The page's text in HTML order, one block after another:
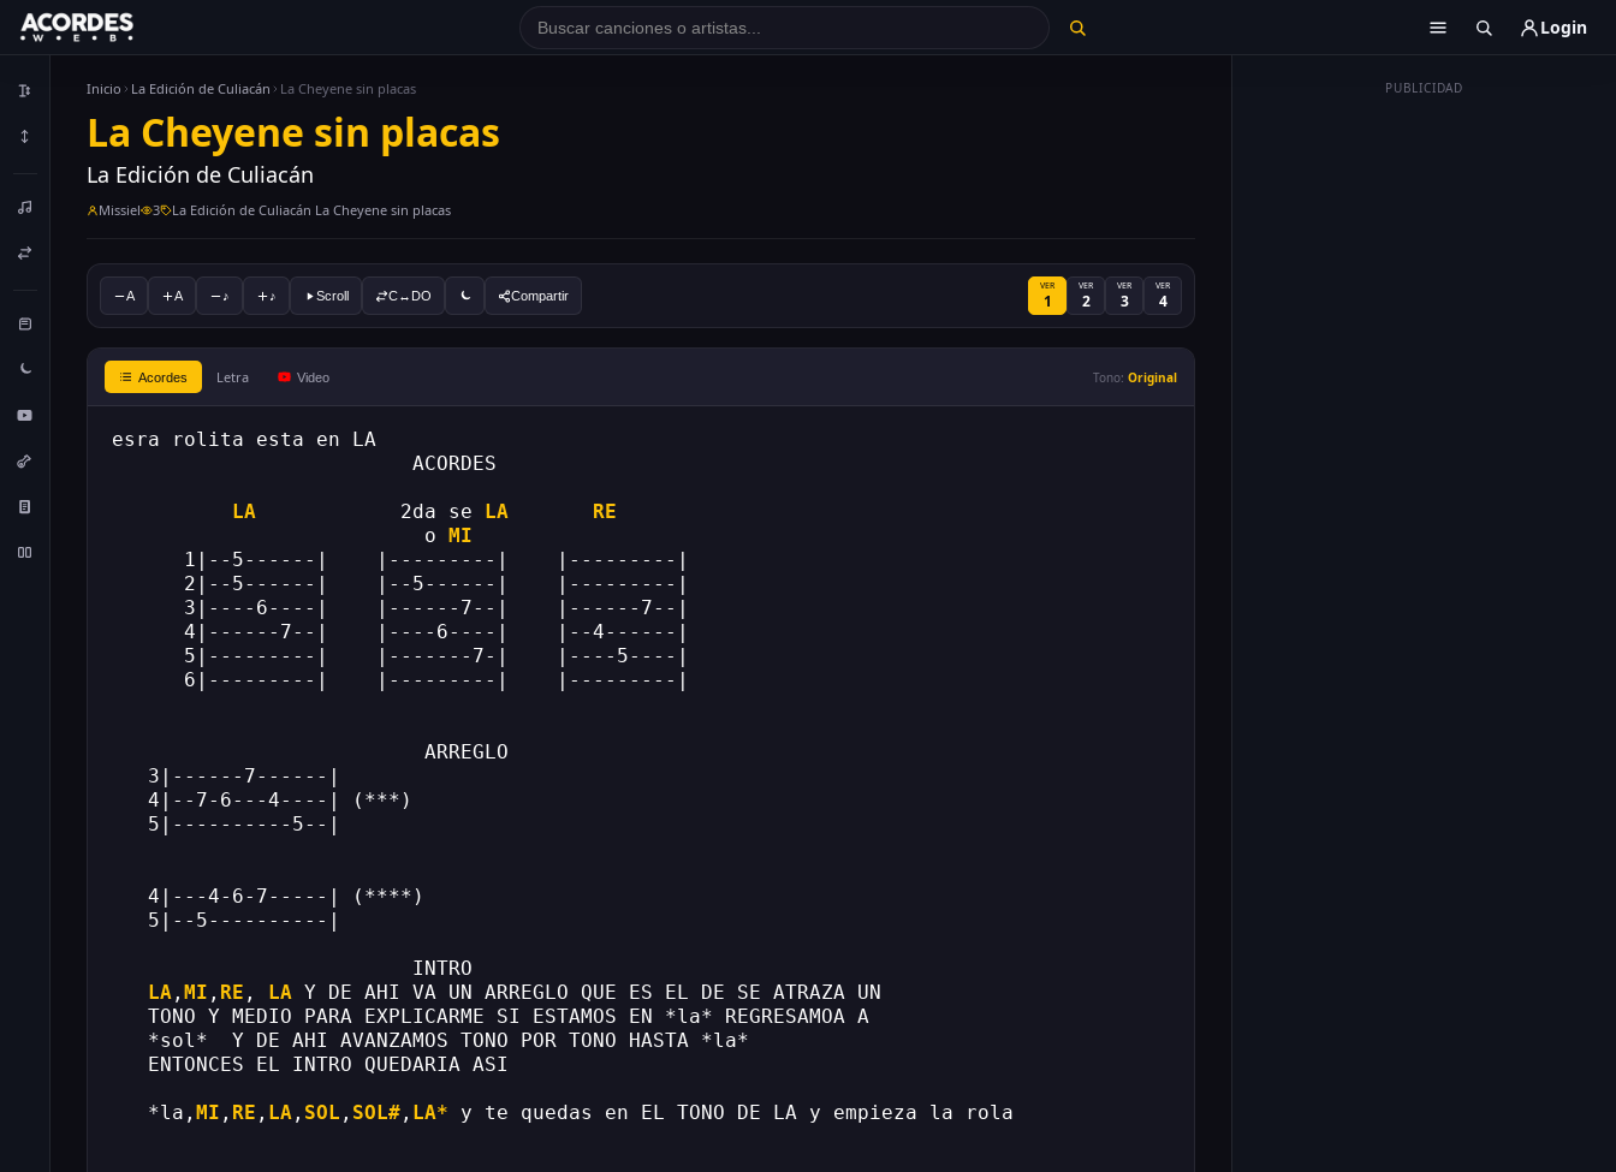
Login
PUBLICIDAD
Inicio La Edición de Culiacán La Cheyene sin placas
La Cheyene sin placas
La Edición de Culiacán
Missiel 3 La Edición de Culiacán La Cheyene sin placas
A A ♪ ♪ Scroll C↔DO Compartir
VER
1
VER
2
VER
3
VER
4
Acordes Letra Video Tono: Original
esra rolita esta en LA
ACORDES
LA 2da se LA
RE
o MI
1|--5------|    |---------|    |---------|
2|--5------|    |--5------|    |---------|
3|----6----|    |------7--|    |------7--|
4|------7--|    |----6----|    |--4------|
5|---------|    |-------7-|    |----5----|
6|---------|    |---------|    |---------|
ARREGLO
3|------7------|
4|--7-6---4----| (***)
5|----------5--|
4|---4-6-7-----| (****)
5|--5----------|
INTRO
LA , MI , RE , LA Y DE AHI VA UN ARREGLO QUE ES EL DE SE ATRAZA UN
TONO Y MEDIO PARA EXPLICARME SI ESTAMOS EN *la* REGRESAMOA A
*sol*  Y DE AHI AVANZAMOS TONO POR TONO HASTA *la*
ENTONCES EL INTRO QUEDARIA ASI
*la, MI , RE , LA , SOL , SOL# , LA* y te quedas en EL TONO DE LA y empieza la rola